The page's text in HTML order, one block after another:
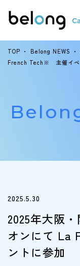
TOP ・ Belong NEWS ・
French Tech※ 主催イベ
2025.5.30
2025年大阪
オンにて
ントに参加